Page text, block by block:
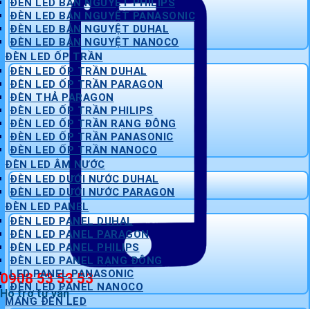
0908 53 53 53
Hỗ trợ tư vấn
ĐÈN LED BÁN NGUYỆT PHILIPS
ĐÈN LED BÁN NGUYỆT PANASONIC
ĐÈN LED BÁN NGUYỆT DUHAL
ĐÈN LED BÁN NGUYỆT NANOCO
ĐÈN LED ỐP TRẦN
ĐÈN LED ỐP TRẦN DUHAL
ĐÈN LED ỐP TRẦN PARAGON
ĐÈN THẢ PARAGON
ĐÈN LED ỐP TRẦN PHILIPS
ĐÈN LED ỐP TRẦN RẠNG ĐÔNG
ĐÈN LED ỐP TRẦN PANASONIC
ĐÈN LED ỐP TRẦN NANOCO
ĐÈN LED ÂM NƯỚC
ĐÈN LED DƯỚI NƯỚC DUHAL
ĐÈN LED DƯỚI NƯỚC PARAGON
ĐÈN LED PANEL
ĐÈN LED PANEL DUHAL
ĐÈN LED PANEL PARAGON
ĐÈN LED PANEL PHILIPS
ĐÈN LED PANEL RẠNG ĐÔNG
LED PANEL PANASONIC
ĐÈN LED PANEL NANOCO
MÁNG ĐÈN LED